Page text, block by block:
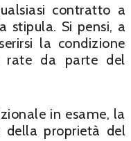
contratto a
stipula. Si pensi, a
la condizione
rate da parte del
in esame, la
della proprietà del